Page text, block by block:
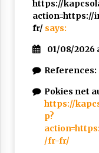
https://
action=https://
fr/ says:
01/08/2026
References:
Pokies net
https://
p?
/fr-fr/